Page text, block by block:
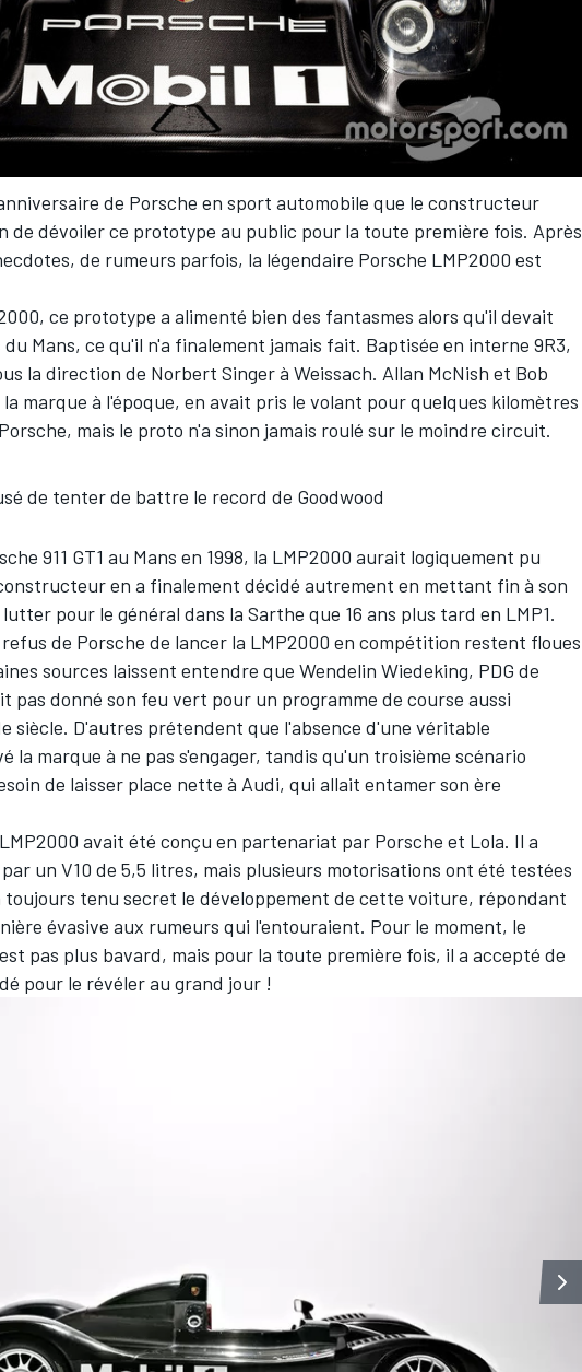
de Porsche en sport automobile que le constructeur
de dévoiler ce prototype au public pour la toute première fois. Après
de rumeurs parfois, la légendaire Porsche LMP2000 est
ce prototype a alimenté bien des fantasmes alors qu'il devait
Mans, ce qu'il n'a finalement jamais fait. Baptisée en interne 9R3,
la direction de Norbert Singer à Weissach. Allan McNish et Bob
marque à l'époque, en avait pris le volant pour quelques kilomètres
mais le proto n'a sinon jamais roulé sur le moindre circuit.
de tenter de battre le record de Goodwood
911 GT1 au Mans en 1998, la LMP2000 aurait logiquement pu
en a finalement décidé autrement en mettant fin à son
pour le général dans la Sarthe que 16 ans plus tard en LMP1.
de Porsche de lancer la LMP2000 en compétition restent floues
sources laissent entendre que Wendelin Wiedeking, PDG de
pas donné son feu vert pour un programme de course aussi
siècle. D'autres prétendent que l'absence d'une véritable
la marque à ne pas s'engager, tandis qu'un troisième scénario
de laisser place nette à Audi, qui allait entamer son ère
avait été conçu en partenariat par Porsche et Lola. Il a
un V10 de 5,5 litres, mais plusieurs motorisations ont été testées
toujours tenu secret le développement de cette voiture, répondant
évasive aux rumeurs qui l'entouraient. Pour le moment, le
pas plus bavard, mais pour la toute première fois, il a accepté de
pour le révéler au grand jour !